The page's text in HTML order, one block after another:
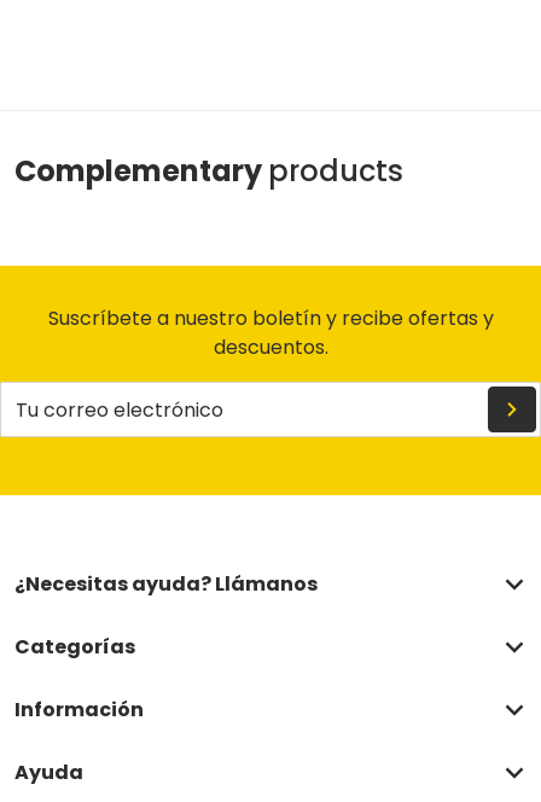
Complementary products
Suscríbete a nuestro boletín y recibe ofertas y
descuentos.
Tu correo electrónico
¿Necesitas ayuda? Llámanos
Categorías
Información
Ayuda